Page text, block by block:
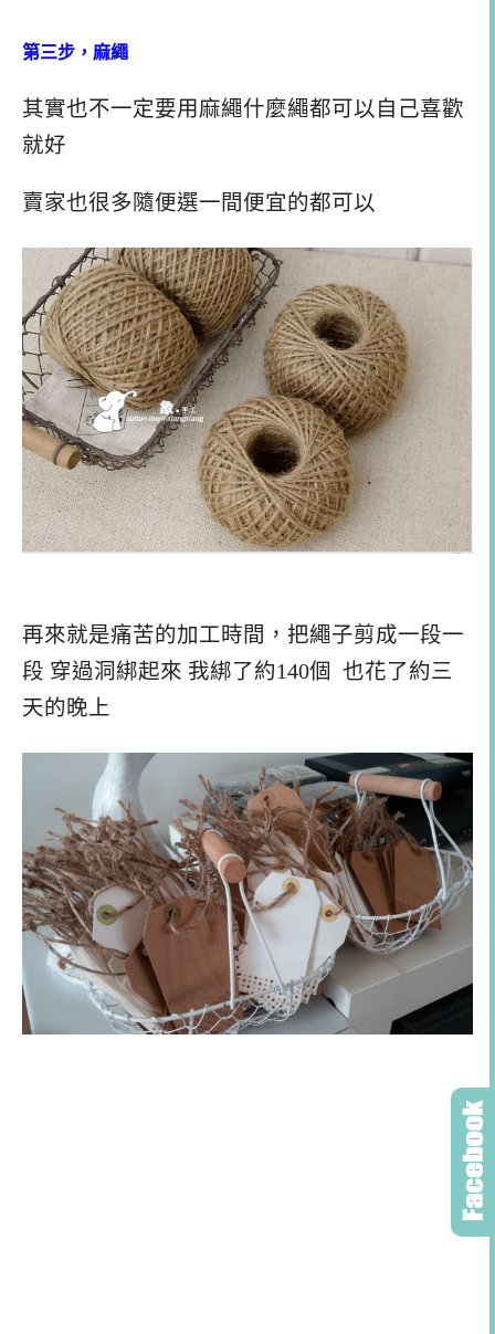
第三步，麻繩
其實也不一定要用麻繩什麼繩都可以自己喜歡
就好
賣家也很多隨便選一間便宜的都可以
再來就是痛苦的加工時間，把繩子剪成一段一
段 穿過洞綁起來 我綁了約140個 也花了約三
天的晚上